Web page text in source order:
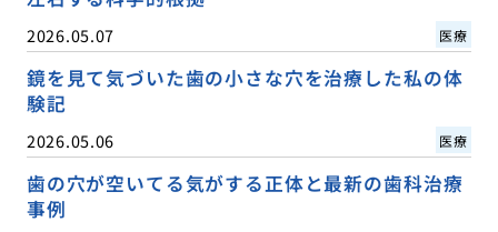
2026.05.07 医療
鏡を見て気づいた歯の小さな穴を治療した私の体
験記
2026.05.06 医療
歯の穴が空いてる気がする正体と最新の歯科治療
事例